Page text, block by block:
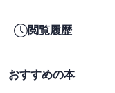
閲覧履歴
おすすめの本